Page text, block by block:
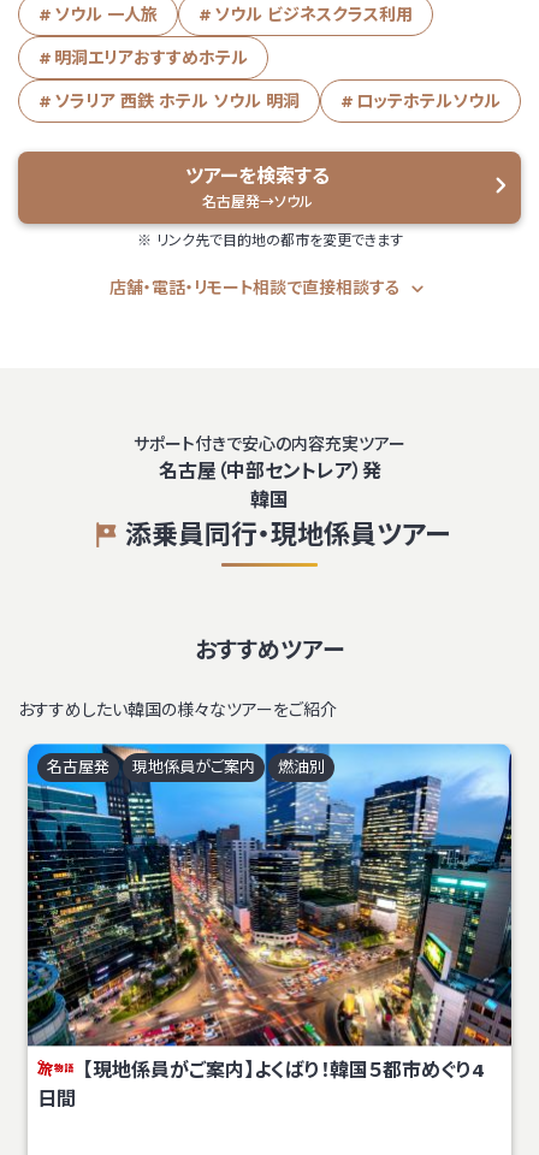
ソウル 一人旅 ソウル ビジネスクラス利用
明洞エリアおすすめホテル
ソラリア 西鉄 ホテル ソウル 明洞 ロッテホテルソウル
ツアーを検索する
名古屋発→ソウル
リンク先で目的地の都市を変更できます
店舗・電話・リモート相談で直接相談する
名古屋（中部セントレア）発
韓国
添乗員同行・現地係員ツアー
サポート付きで安心の内容充実ツアー
おすすめツアー
おすすめしたい韓国の様々なツアーをご紹介
【現地係員がご案内】よくばり！韓国５都市めぐり4
日間
名古屋発 現地係員がご案内 燃油別